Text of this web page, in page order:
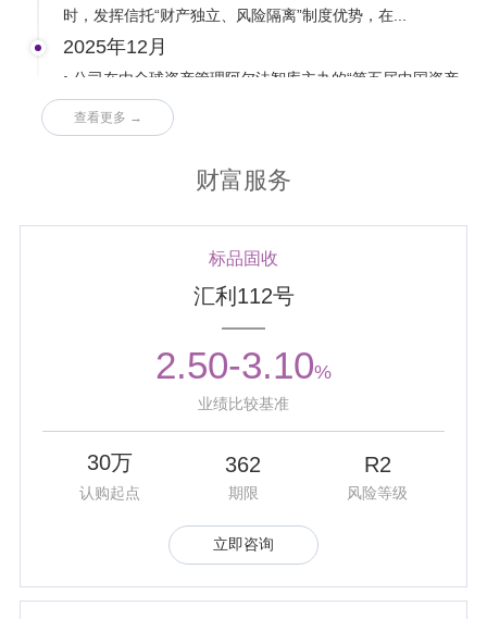
时，发挥信托“财产独立、风险隔离”制度优势，在...
2025年12月
• 公司在由全球资产管理阿尔法智库主办的“第五届中国资产
管理领军榜资管金泉奖”评选中，荣获“科技金融创新奖”。这
是对公司通过差异化信托产品与服务在促进技术突破、生产
暨周年文化展活动。全体干部职工一同回顾公司15年来的经
营发展成果以及企业文化建设成果，并展望公司发展新篇。
• 公司“小手拉大手，益起趣运动！”亲子体育公益嘉年华活动
街举办。活动期间公司再次出资100万元发起设立厚德系列
2025年11月
• 公司受托管理的“汇通集合资金信托计划”在由《证券时报》
主办的“第十八届中国优秀信托公司评选活动”上，荣获“2025
年度优秀资产管理信托”奖。
查看更多 →
财富服务
标品固收
汇利112号
2.50-3.10%
业绩比较基准
30万
认购起点
362
期限
R2
风险等级
立即咨询